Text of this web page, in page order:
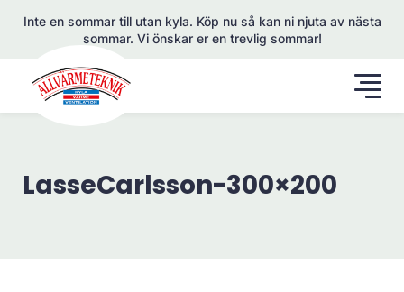
Inte en sommar till utan kyla. Köp nu så kan ni njuta av nästa
sommar. Vi önskar er en trevlig sommar!
LasseCarlsson-300×200